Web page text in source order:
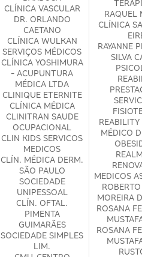
CLÍNICA VASCULAR
DR. ORLANDO
CAETANO
CLÍNICA WULKAN
SERVIÇOS MÉDICOS
CLÍNICA YOSHIMURA
- ACUPUNTURA
MÉDICA LTDA
CLINIQUE ETERNITE
CLÍNICA MÉDICA
CLINITRAN SAUDE
OCUPACIONAL
CLIN KIDS SERVICOS
MEDICOS
CLÍN. MÉDICA DERM.
SÃO PAULO
SOCIEDADE
UNIPESSOAL
CLÍN. OFTAL.
PIMENTA
GUIMARÃES
SOCIEDADE SIMPLES
LIM.
TERAPIA
RAQUEL
CLÍNICA
RAYANNE
SILVA
REABILITY -
MÉDICO DE
REALM
MEDICOS
ROBERTO
MOREIRA DE
ROSANA
MUSTAFA
ROSANA
MUSTAFA